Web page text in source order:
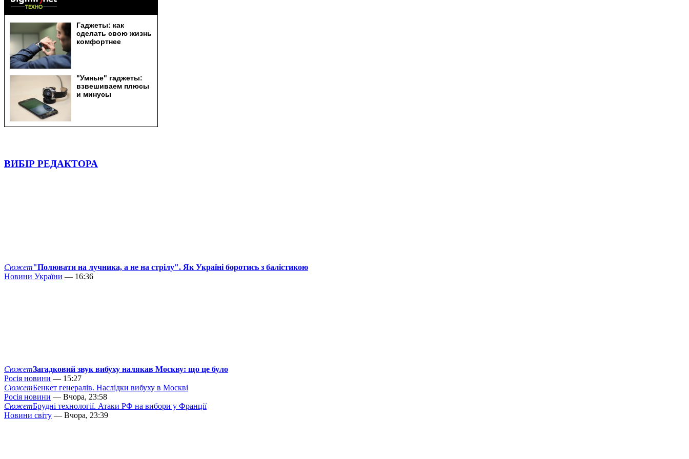
ВИБІР РЕДАКТОРА
Сюжет"Полювати на лучника, а не на стрілу". Як Україні боротись з балістикою
Новини України — 16:36
СюжетЗагадковий звук вибуху налякав Москву: що це було
Росія новини — 15:27
СюжетБенкет генералів. Наслідки вибуху в Москві
Росія новини — Вчора, 23:58
СюжетБрудні технології. Атаки РФ на вибори у Франції
Новини світу — Вчора, 23:39